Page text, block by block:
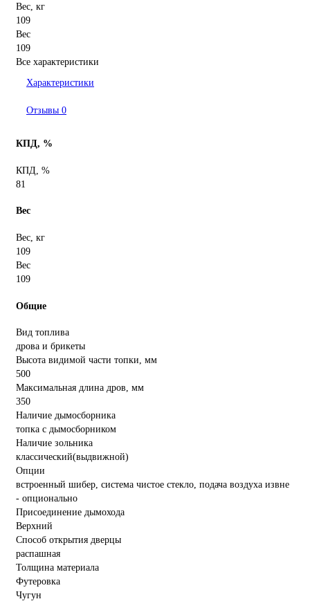
Вес, кг
109
Вес
109
Все характеристики
Характеристики
Отзывы 0
КПД, %
КПД, %
81
Вес
Вес, кг
109
Вес
109
Общие
Вид топлива
дрова и брикеты
Высота видимой части топки, мм
500
Максимальная длина дров, мм
350
Наличие дымосборника
топка с дымосборником
Наличие зольника
классический(выдвижной)
Опции
встроенный шибер, система чистое стекло, подача воздуха извне
- опционально
Присоединение дымохода
Верхний
Способ открытия дверцы
распашная
Толщина материала
Футеровка
Чугун